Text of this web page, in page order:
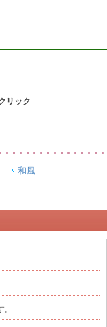
リック
和風